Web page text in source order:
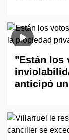
"Están los
anticipó un